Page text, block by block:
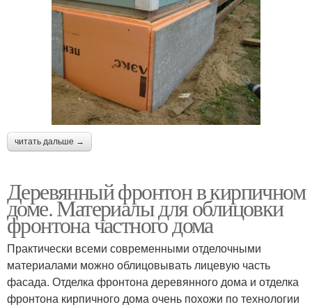
читать дальше →
Деревянный фронтон в кирпичном
доме. Материалы для облицовки
фронтона частного дома
Практически всеми современными отделочными
материалами можно облицовывать лицевую часть
фасада. Отделка фронтона деревянного дома и отделка
фронтона кирпичного дома очень похожи по технологии